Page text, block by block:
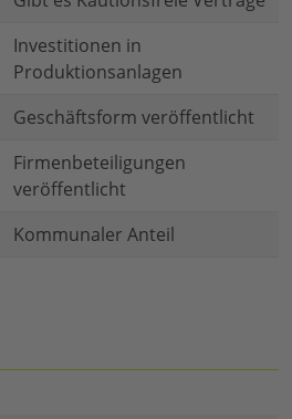
Investitionen in
Produktionsanlagen
Geschäftsform veröffentlicht
Firmenbeteiligungen
veröffentlicht
Kommunaler Anteil